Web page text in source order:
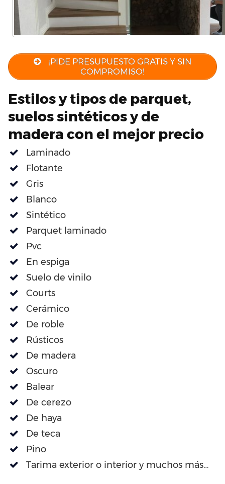
¡PIDE PRESUPUESTO GRATIS Y SIN
COMPROMISO!
Estilos y tipos de parquet,
suelos sintéticos y de
madera con el mejor precio
Laminado
Flotante
Gris
Blanco
Sintético
Parquet laminado
Pvc
En espiga
Suelo de vinilo
Courts
Cerámico
De roble
Rústicos
De madera
Oscuro
Balear
De cerezo
De haya
De teca
Pino
Tarima exterior o interior y muchos más…